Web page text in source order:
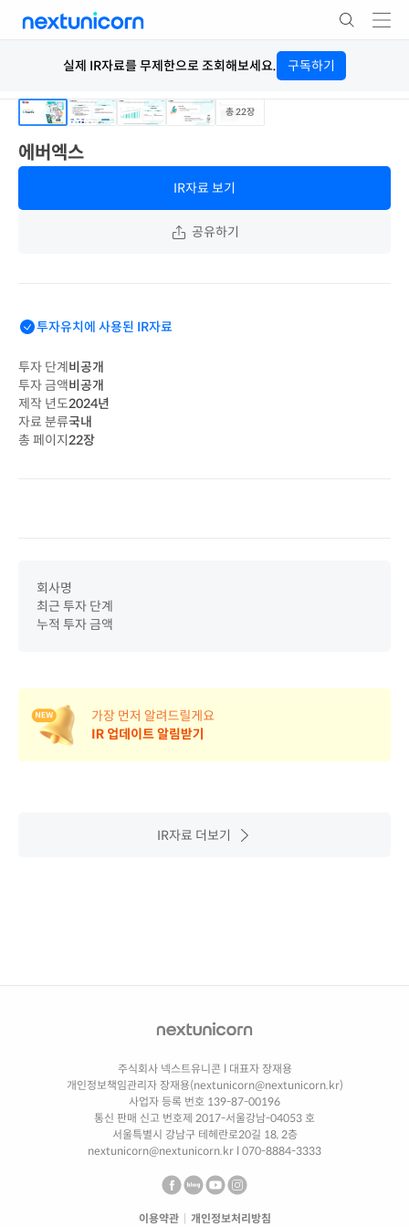
실제 IR자료를 무제한으로 조회해보세요. 구독하기
총22장
에버엑스
IR자료 보기
공유하기
투자유치에 사용된 IR자료
투자 단계비공개
투자 금액비공개
제작 년도2024년
자료 분류국내
총 페이지22장
회사명
최근 투자 단계
누적 투자 금액
IR자료 더보기
주식회사 넥스트유니콘l 대표자 장재용
개인정보책임관리자 장재용(nextunicorn@nextunicorn.kr)
사업자 등록 번호 139-87-00196
통신 판매 신고 번호제 2017-서울강남-04053 호
서울특별시 강남구 테헤란로20길 18, 2층
nextunicorn@nextunicorn.kr l 070-8884-3333
이용약관 개인정보처리방침